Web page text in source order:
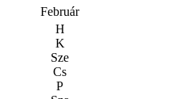
Február
H
K
Sze
Cs
P